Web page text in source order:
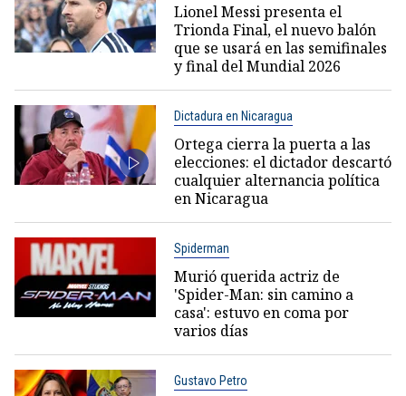
Lionel Messi presenta el
Trionda Final, el nuevo balón
que se usará en las semifinales
y final del Mundial 2026
Dictadura en Nicaragua
Ortega cierra la puerta a las
elecciones: el dictador descartó
cualquier alternancia política
en Nicaragua
Spiderman
Murió querida actriz de
'Spider-Man: sin camino a
casa': estuvo en coma por
varios días
Gustavo Petro